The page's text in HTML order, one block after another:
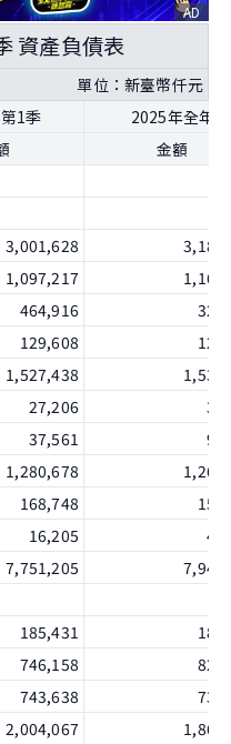
AD
資產負債表
單位：新臺幣仟元
產－流動
流動
產－非流動
之金融資產－非流動
非流動
1季
2025年全年
金額
3,001,628
1,097,217
464,916
129,608
1,527,438
27,206
37,561
1,280,678
168,748
16,205
7,751,205
185,431
746,158
743,638
2,004,067